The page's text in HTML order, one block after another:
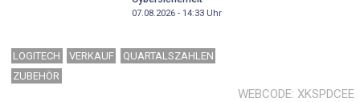
07.08.2026 - 14:33Uhr
LOGITECH VERKAUF
QUARTALSZAHLEN
ZUBEHÖR
WEBCODE XKSPDCEE